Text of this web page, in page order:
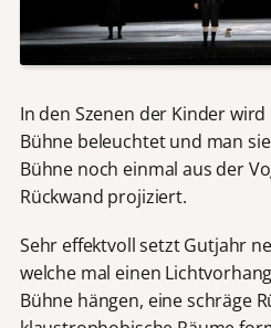
In den Szenen der Kinder
Bühne beleuchtet und man
Bühne noch einmal aus der
Rückwand projiziert.
Sehr effektvoll setzt Gutjahr
welche mal einen
Bühne hängen, eine schräge